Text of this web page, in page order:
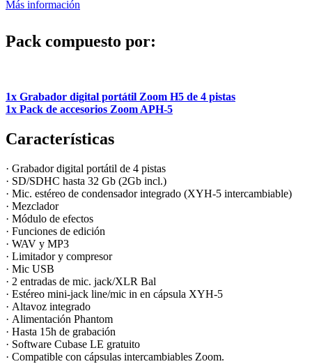
Más información
Pack compuesto por:
1x Grabador digital portátil Zoom H5 de 4 pistas
1x Pack de accesorios Zoom APH-5
Características
· Grabador digital portátil de 4 pistas
· SD/SDHC hasta 32 Gb (2Gb incl.)
· Mic. estéreo de condensador integrado (XYH-5 intercambiable)
· Mezclador
· Módulo de efectos
· Funciones de edición
· WAV y MP3
· Limitador y compresor
· Mic USB
· 2 entradas de mic. jack/XLR Bal
· Estéreo mini-jack line/mic in en cápsula XYH-5
· Altavoz integrado
· Alimentación Phantom
· Hasta 15h de grabación
· Software Cubase LE gratuito
· Compatible con cápsulas intercambiables Zoom.